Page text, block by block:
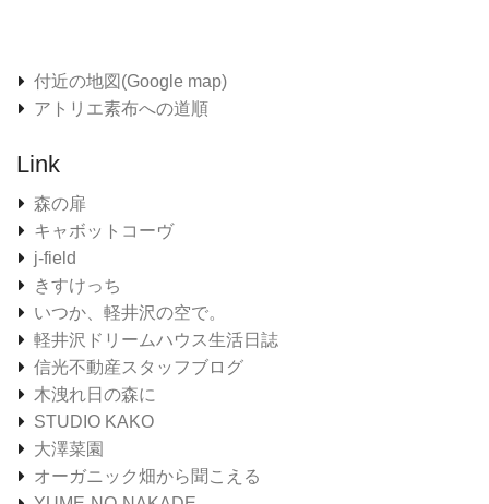
付近の地図(Google map)
アトリエ素布への道順
Link
森の扉
キャボットコーヴ
j-field
きすけっち
いつか、軽井沢の空で。
軽井沢ドリームハウス生活日誌
信光不動産スタッフブログ
木洩れ日の森に
STUDIO KAKO
大澤菜園
オーガニック畑から聞こえる